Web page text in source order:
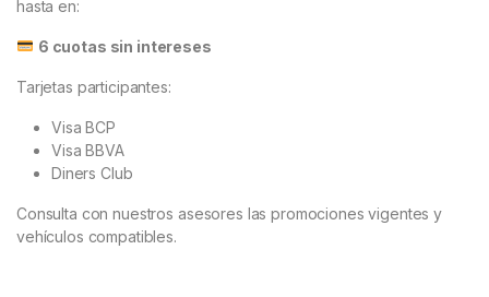
hasta en:
6 cuotas sin intereses
Tarjetas participantes:
Visa BCP
Visa BBVA
Diners Club
Consulta con nuestros asesores las promociones vigentes y
vehículos compatibles.